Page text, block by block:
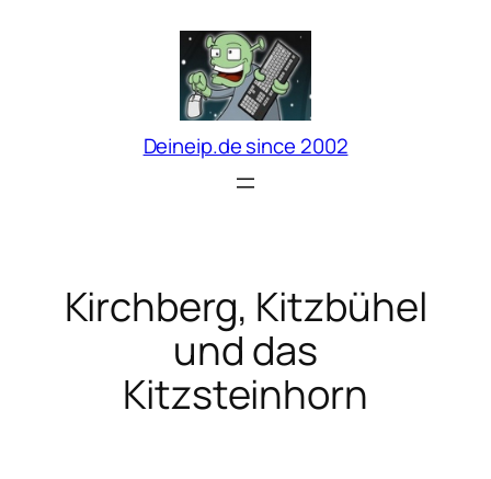
Deineip.de since 2002
Kirchberg, Kitzbühel
und das
Kitzsteinhorn